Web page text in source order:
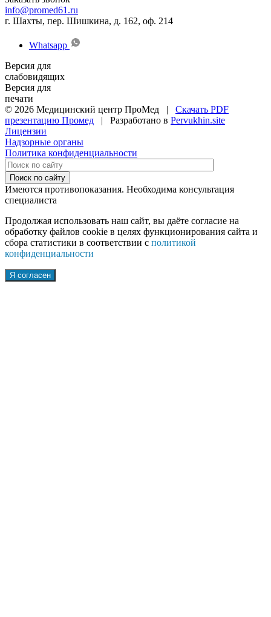
info@promed61.ru
г. Шахты, пер. Шишкина, д. 162, оф. 214
Whatsapp
Версия для
слабовидящих
Версия для
печати
© 2026 Медицинский центр ПроМед | Скачать PDF
презентацию Промед | Разработано в Pervukhin.site
Лицензии
Надзорные органы
Политика конфиденциальности
Поиск по сайту
Имеются противопоказания. Необходима консультация
специалиста
Продолжая использовать наш сайт, вы даёте согласие на
обработку файлов cookie в целях функционирования сайта и
сбора статистики в соответствии с политикой
конфиденциальности
Я согласен